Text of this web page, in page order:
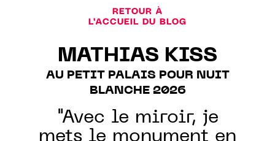
RETOUR À
L'ACCUEIL DU BLOG
MATHIAS KISS
AU PETIT PALAIS POUR NUIT
BLANCHE 2026
"Avec le miroir, je
mets le monument en